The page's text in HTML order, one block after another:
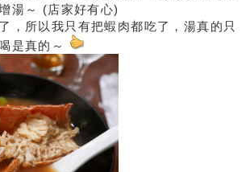
湯～ (店家好有心)
，所以我只有把蝦肉都吃了，湯真的只
是真的～